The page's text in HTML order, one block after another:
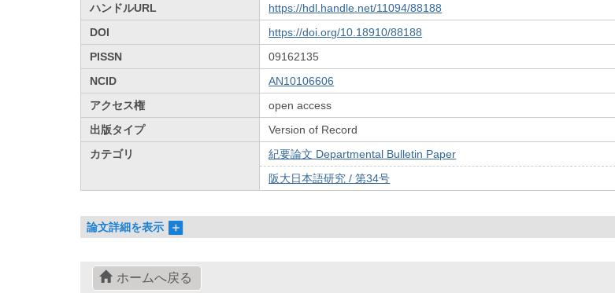
ハンドルURL
https://hdl.handle.net/11094/88188
DOI
https://doi.org/10.18910/88188
PISSN
09162135
NCID
AN10106606
アクセス権
open access
出版タイプ
Version of Record
カテゴリ
紀要論文 Departmental Bulletin Paper
阪大日本語研究 / 第34号
論文詳細を表示
ホームへ戻る